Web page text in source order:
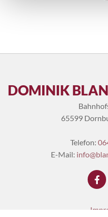
DOMINIK
65599
Telefon:
E-Mail: